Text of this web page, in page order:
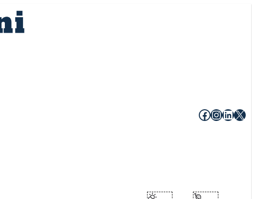
Facebook
X